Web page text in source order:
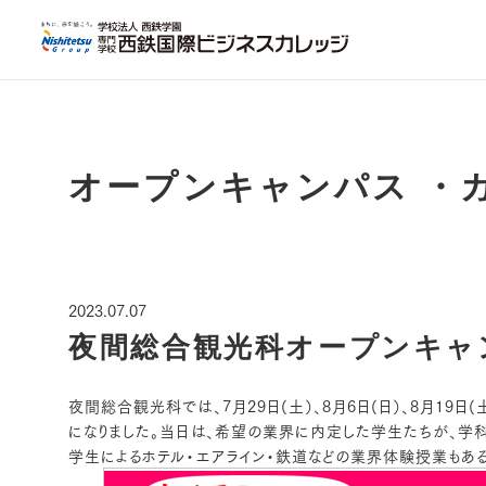
オープンキャンパス ・
2023.07.07
夜間総合観光科オープンキ
夜間総合観光科では、7月29日(土）、8月6日(日）、8月19日(
になりました。当日は、希望の業界に内定した学生たちが、
学生によるホテル・エアライン・鉄道などの業界体験授業もあ